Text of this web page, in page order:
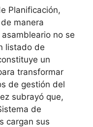
Planificación,
manera
no se
listado de
un
transformar
de gestión del
subrayó que,
de
cargan sus